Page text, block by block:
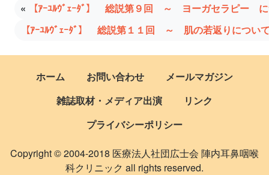
«
【ｱｰﾕﾙｳﾞｪｰﾀﾞ】 総説第９回 ～ ヨーガセラピー
【ｱｰﾕﾙｳﾞｪｰﾀﾞ】 総説第１１回 ～ 肌の若返りについ
ホーム お問い合わせ
メールマガジン
雑誌取材・メディア出演
リンク
プライバシーポリシー
Copyright © 2004-2018 医療法人社団広士会 陣内耳鼻咽喉
科クリニック all rights reserved.